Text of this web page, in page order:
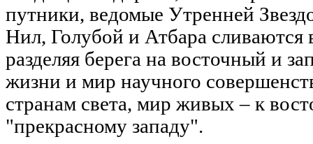
путники, ведомые Утренней
Нил, Голубой и Атбара сливаются
разделяя берега на восточный и
жизни и мир научного
странам света, мир живых – к
"прекрасному западу".